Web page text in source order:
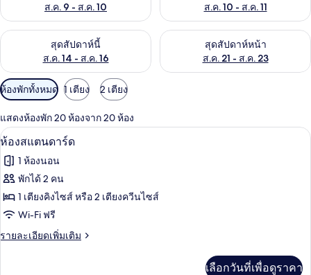
ส.ค. 9 - ส.ค. 10
ส.ค. 10 - ส.ค. 11
สุดสัปดาห์นี้
ส.ค. 14 - ส.ค. 16
ตรวจสอบจำนวนห้องพักว่างในสุดสัปดาห์นี้ ส.ค. 14 - ส.ค. 16
สุดสัปดาห์หน้า
ส.ค. 21 - ส.ค. 23
ตรวจสอบจำนวนห้องพักว่างใน
ตัว
กรอง
ที่
มี
ให้
สำหรับ
ห้อง
พัก
ห้องพักทั้งหมด 1 เตียง 2 เตียง
แสดงห้องพัก 20 ห้องจาก 20 ห้อง
เปิด
ภาพถ่าย
ทั้งหมด
ของ
ห้อง
สแตนดาร์ด
เครื่องนอนป้องกันสารก่อภูมิแพ้, ตู้นิร
7
ห้องสแตนดาร์ด
1 ห้องนอน
พักได้ 2 คน
1 เตียงคิงไซส์ หรือ 2 เตียงควีนไซส์
Wi-Fi ฟรี
รายละเอียดเพิ่มเติม
ราย
เลือกวันที่เพื่อดูราคา